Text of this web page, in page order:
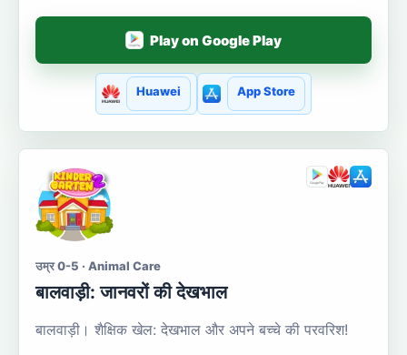
Play on Google Play
Huawei App Store
उम्र 0-5 · Animal Care
बालवाड़ी: जानवरों की देखभाल
बालवाड़ी। शैक्षिक खेल: देखभाल और अपने बच्चे की परवरिश!